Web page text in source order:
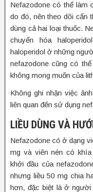
Nefazodone có thể làm
do đó, nên theo dõi cẩn
dùng cả hai loại thuốc.
chuyển hóa
haloperidol ở những
nefazodone cũng có
không mong muốn của
Không ghi nhận việc
liên quan đến sử dụng
LIỀU DÙNG VÀ
Nefazodone có ở dạng
mg và viên nén có
khởi đầu của
nhưng liều 50 mg chia
hơn, đặc biệt là ở